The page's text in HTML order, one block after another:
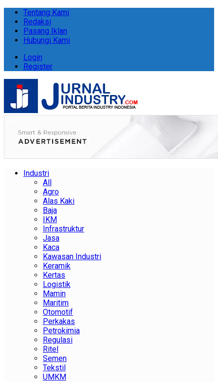
Tentang Kami
Redaksi
Pasang Iklan
Hubungi Kami
Login
Register
Industri
All
Agro
Alas Kaki
Baja
IKM
Infrastruktur
Jasa
Kaca
Kawasan Industri
Keramik
Kertas
Logistik
Mamin
Maritim
Otomotif
Perkakas
Petrokimia
Regulasi
Ritel
Semen
Tekstil
UMKM